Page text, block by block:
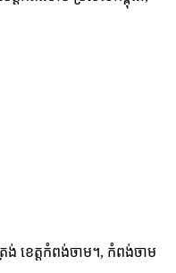
ខេត្តកំពង់ចាម។, កំពង់ចាម